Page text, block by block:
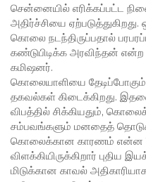
சென்னையில் எரிக்கப்பட்ட
அதிர்ச்சியை
கொலை நடந்திருப்பதால்
கண்டுபிடிக்க அரவிந்தன் என்ற
கமிஷனர்.
கொலையாளியை தேடிப்போகும்
தகவல்கள் கிடைக்கிறது.
விபத்தில் சிக்கியதும்,
சம்பவங்களும் மனதைத்
கொலைக்கான காரணம் என்ன ?
விளக்கியிருக்கிறார் புதிய
மிடுக்கான காவல்